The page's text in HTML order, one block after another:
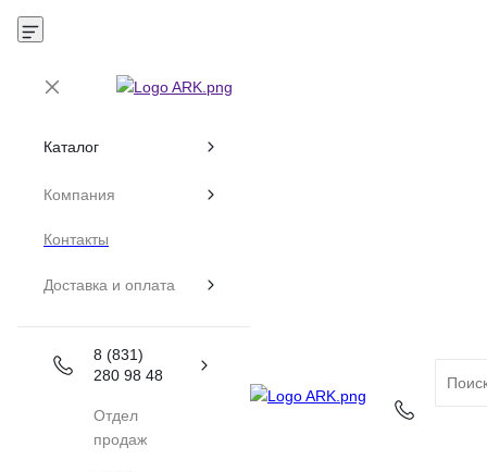
Каталог
Компания
Контакты
Доставка и оплата
8 (831)
280 98 48
Отдел
продаж